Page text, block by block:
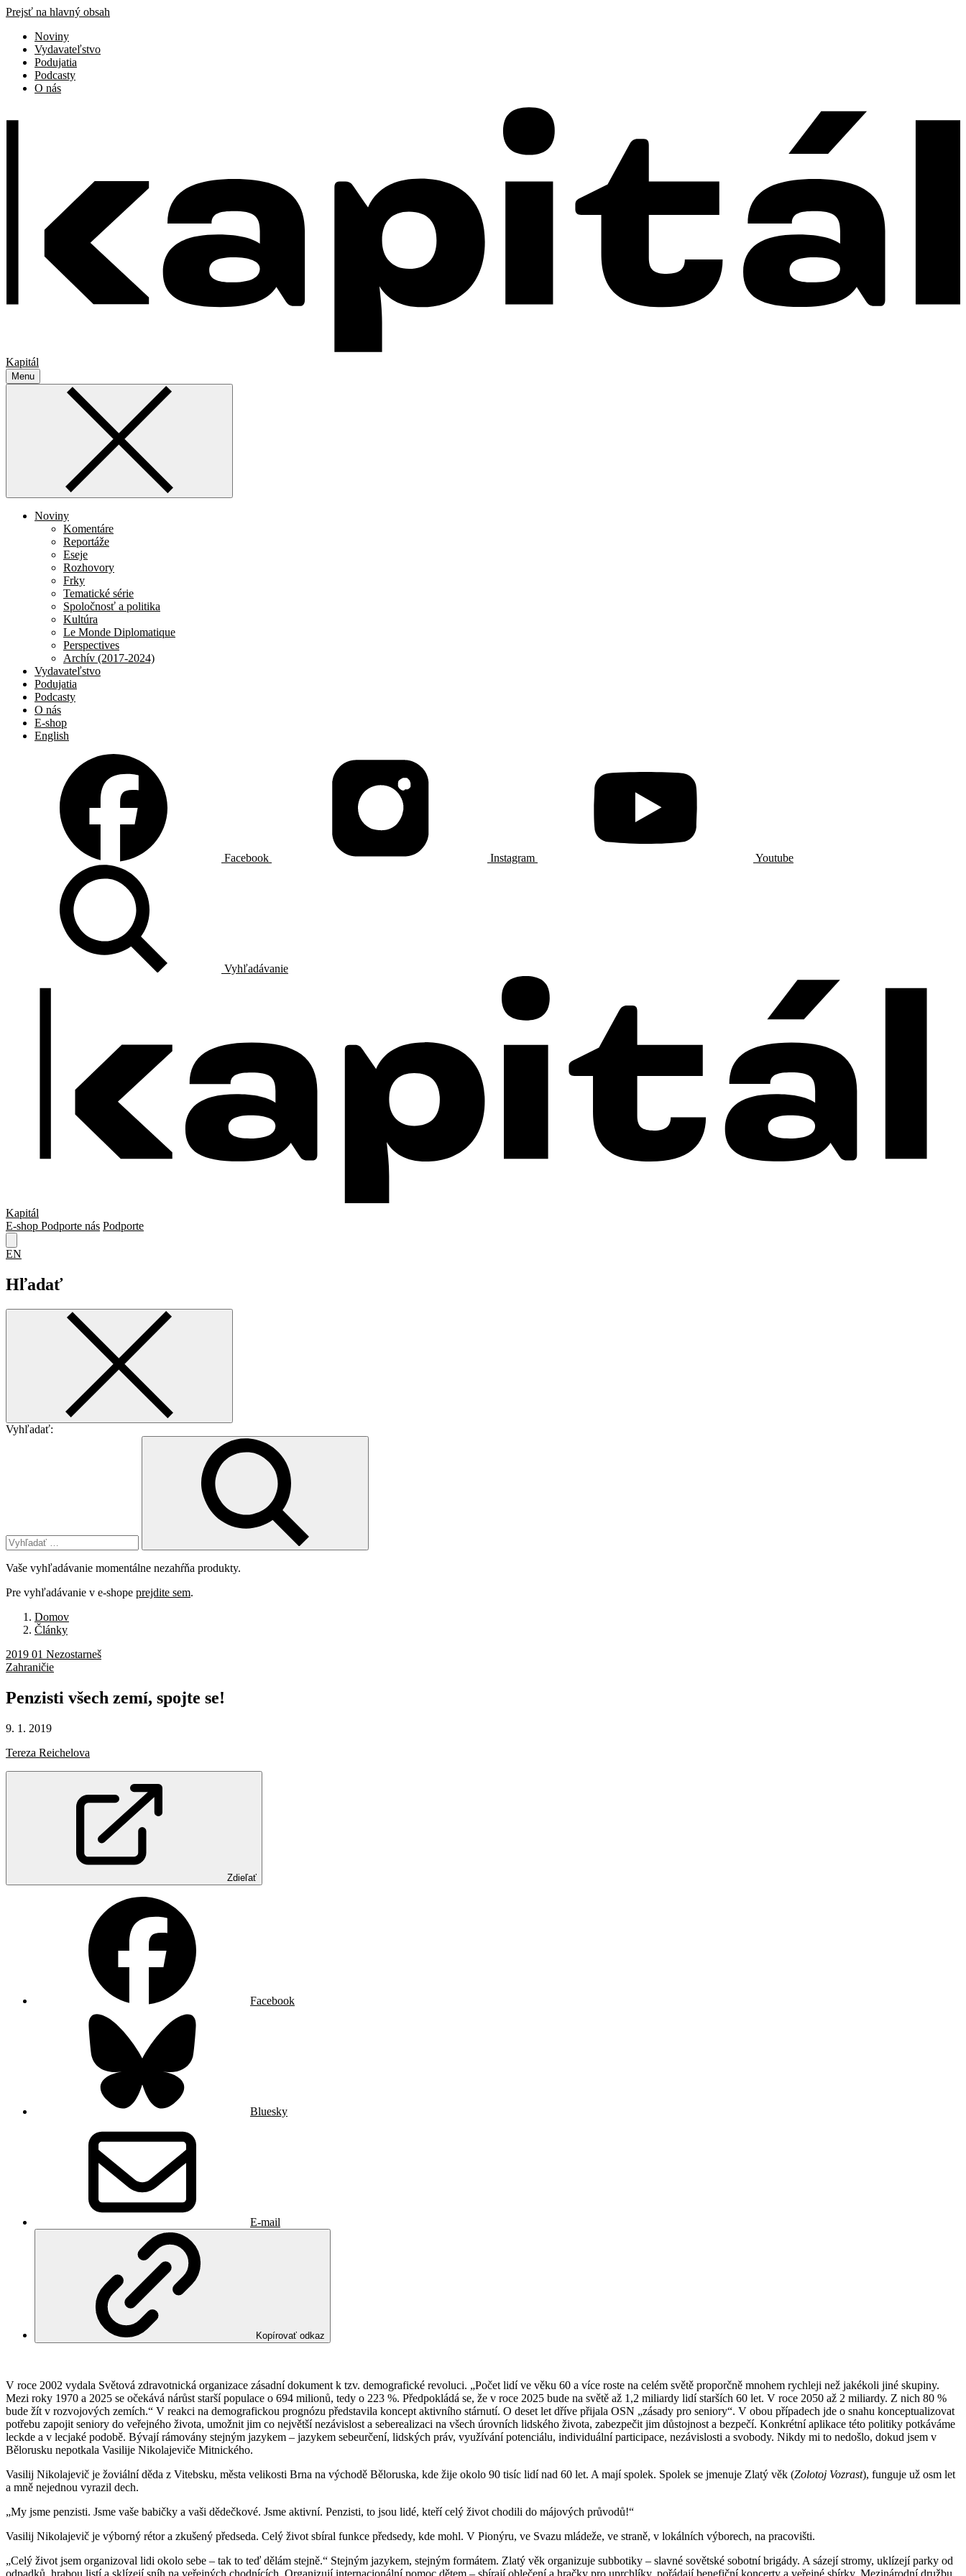
Prejsť na hlavný obsah
Noviny
Vydavateľstvo
Podujatia
Podcasty
O nás
Kapitál
Menu
Noviny
Komentáre
Reportáže
Eseje
Rozhovory
Frky
Tematické série
Spoločnosť a politika
Kultúra
Le Monde Diplomatique
Perspectives
Archív (2017-2024)
Vydavateľstvo
Podujatia
Podcasty
O nás
E-shop
English
Facebook Instagram Youtube
Vyhľadávanie
Kapitál
E-shop Podporte nás Podporte
EN
Hľadať
Vyhľadať:
Vaše vyhľadávanie momentálne nezahŕňa produkty.
Pre vyhľadávanie v e-shope prejdite sem.
Domov
Články
2019 01 Nezostarneš
Zahraničie
Penzisti všech zemí, spojte se!
9. 1. 2019
Tereza Reichelova
Zdieľať
Facebook
Bluesky
E-mail
Kopírovať odkaz
V roce 2002 vydala Světová zdravotnická organizace zásadní dokument k tzv. demografické revoluci. „Počet lidí ve věku 60 a více roste na celém světě proporčně mnohem rychleji než jakékoli jiné skupiny.
Mezi roky 1970 a 2025 se očekává nárůst starší populace o 694 milionů, tedy o 223 %. Předpokládá se, že v roce 2025 bude na světě až 1,2 miliardy lidí starších 60 let. V roce 2050 až 2 miliardy. Z nich 80 %
bude žít v rozvojových zemích.“ V reakci na demografickou prognózu představila koncept aktivního stárnutí. O deset let dříve přijala OSN „zásady pro seniory“. V obou případech jde o snahu konceptualizovat
potřebu zapojit seniory do veřejného života, umožnit jim co největší nezávislost a seberealizaci na všech úrovních lidského života, zabezpečit jim důstojnost a bezpečí. Konkrétní aplikace této politiky potkáváme
leckde a v lecjaké podobě. Bývají rámovány stejným jazykem – jazykem sebeurčení, lidských práv, využívání potenciálu, individuální participace, nezávislosti a svobody. Nikdy mi to nedošlo, dokud jsem v
Bělorusku nepotkala Vasilije Nikolajeviče Mitnického.
Vasilij Nikolajevič je žoviální děda z Vitebsku, města velikosti Brna na východě Běloruska, kde žije okolo 90 tisíc lidí nad 60 let. A mají spolek. Spolek se jmenuje Zlatý věk (Zolotoj Vozrast), funguje už osm let
a mně nejednou vyrazil dech.
„My jsme penzisti. Jsme vaše babičky a vaši dědečkové. Jsme aktivní. Penzisti, to jsou lidé, kteří celý život chodili do májových průvodů!“
Vasilij Nikolajevič je výborný rétor a zkušený předseda. Celý život sbíral funkce předsedy, kde mohl. V Pionýru, ve Svazu mládeže, ve straně, v lokálních výborech, na pracovišti.
„Celý život jsem organizoval lidi okolo sebe – tak to teď dělám stejně.“ Stejným jazykem, stejným formátem. Zlatý věk organizuje subbotiky – slavné sovětské sobotní brigády. A sázejí stromy, uklízejí parky od
odpadků, hrabou listí a sklízejí sníh na veřejných chodnících. Organizují internacionální pomoc dětem – sbírají oblečení a hračky pro uprchlíky, pořádají benefiční koncerty a veřejné sbírky. Mezinárodní družbu